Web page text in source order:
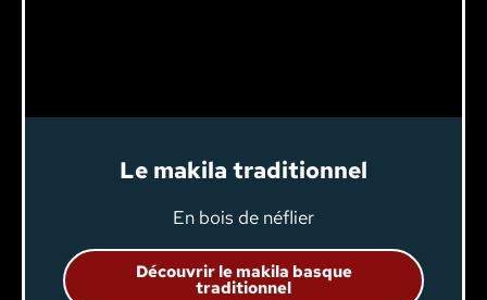
Le makila traditionnel
En bois de néflier
Découvrir le makila basque
traditionnel